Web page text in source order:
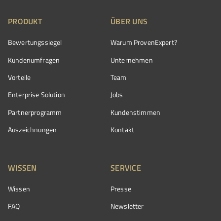
PRODUKT
Bewertungssiegel
Kundenumfragen
Vorteile
Enterprise Solution
Partnerprogramm
Auszeichnungen
ÜBER UNS
Warum ProvenExpert?
Unternehmen
Team
Jobs
Kundenstimmen
Kontakt
WISSEN
Wissen
FAQ
SERVICE
Presse
Newsletter